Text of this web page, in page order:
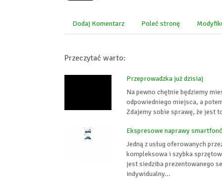
Dodaj Komentarz Poleć stronę
Przeczytać warto:
Przeprowadzka już dzisiaj
Na pewno chętnie będziemy
odpowiedniego miejsca, a
Zdajemy sobie sprawę, że jest
Ekspresowe naprawy
Jedną z usług oferowanych
kompleksowa i szybka
jest siedziba prezentowanego
indywidualny...